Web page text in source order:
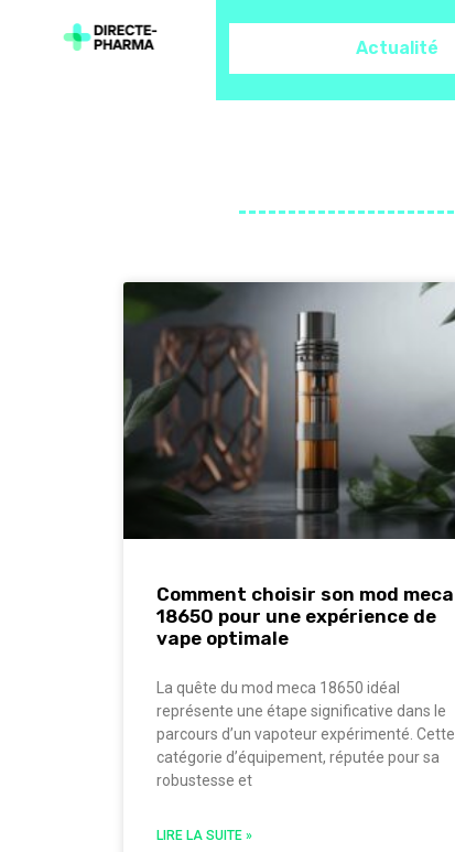
Actualité
Comment choisir son mod meca
18650 pour une expérience de
vape optimale
La quête du mod meca 18650 idéal
représente une étape significative dans le
parcours d’un vapoteur expérimenté. Cette
catégorie d’équipement, réputée pour sa
robustesse et
LIRE LA SUITE »